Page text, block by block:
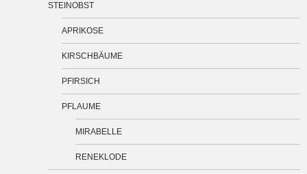
STEINOBST
APRIKOSE
KIRSCHBÄUME
PFIRSICH
PFLAUME
MIRABELLE
RENEKLODE